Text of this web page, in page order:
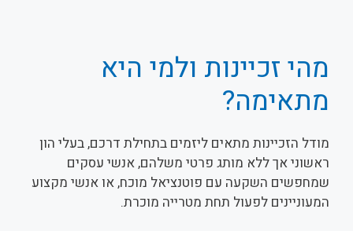
מהי זכיינות ולמי היא
מתאימה?
מודל הזכיינות מתאים ליזמים בתחילת דרכם, בעלי הון
ראשוני אך ללא מותג פרטי משלהם, אנשי עסקים
שמחפשים השקעה עם פוטנציאל מוכח, או אנשי מקצוע
המעוניינים לפעול תחת מטרייה מוכרת.